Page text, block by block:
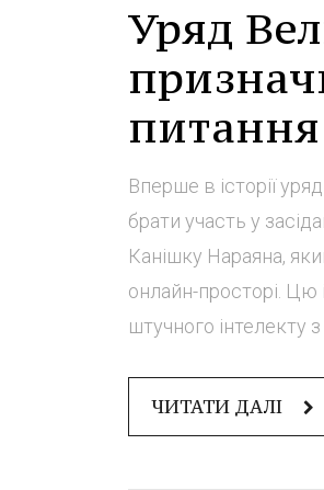
Уряд
питання
Вперше в історії
брати участь у
Канішку Нараяна,
онлайн-просторі.
штучного інтелекту
ЧИТАТИ ДАЛІ